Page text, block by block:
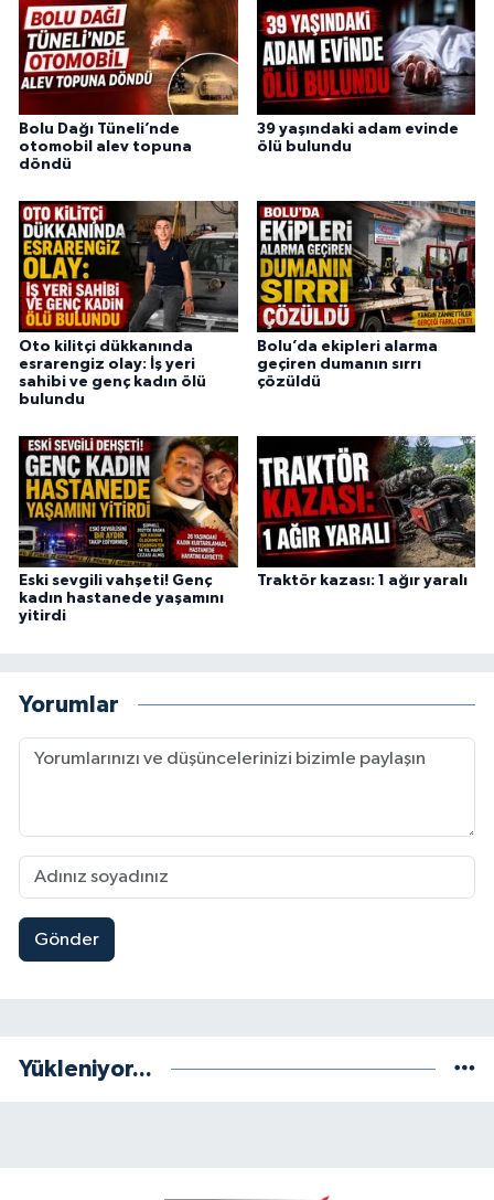
Bolu Dağı Tüneli’nde
otomobil alev topuna
döndü
39 yaşındaki adam evinde
ölü bulundu
Oto kilitçi dükkanında
esrarengiz olay: İş yeri
sahibi ve genç kadın ölü
bulundu
Bolu’da ekipleri alarma
geçiren dumanın sırrı
çözüldü
Eski sevgili vahşeti! Genç
kadın hastanede yaşamını
yitirdi
Traktör kazası: 1 ağır yaralı
Yorumlar
Gönder
Yükleniyor...